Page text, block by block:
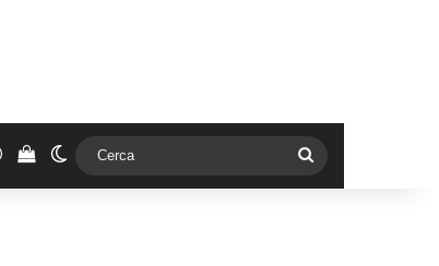
AccediVedi il carrello
Cambia aspetto